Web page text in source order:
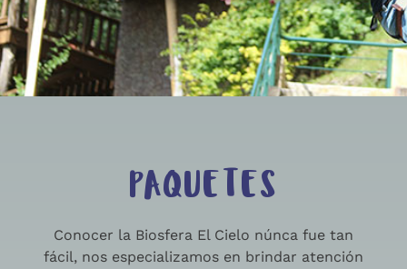
PAQUETES
Conocer la Biosfera El Cielo núnca fue tan
fácil, nos especializamos en brindar atención